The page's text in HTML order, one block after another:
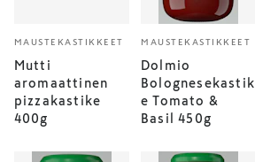
MAUSTEKASTIKKEET
Mutti
aromaattinen
pizzakastike
400g
MAUSTEKASTIKKEET
Dolmio
Bolognesekastik
e Tomato &
Basil 450g